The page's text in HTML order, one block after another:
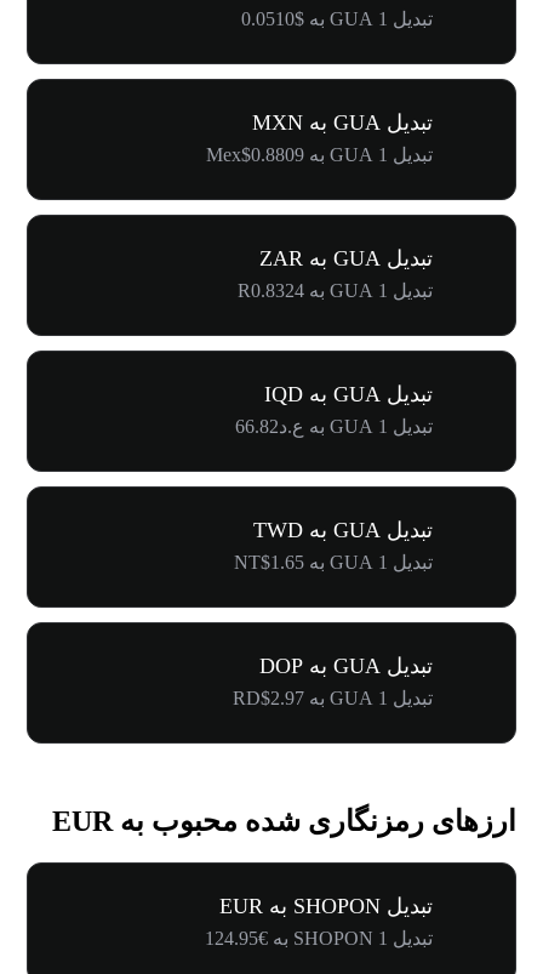
تبدیل 1 GUA به $0.0510
تبدیل GUA به MXN
تبدیل 1 GUA به Mex$0.8809
تبدیل GUA به ZAR
تبدیل 1 GUA به R0.8324
تبدیل GUA به IQD
تبدیل 1 GUA به ع.د66.82
تبدیل GUA به TWD
تبدیل 1 GUA به NT$1.65
تبدیل GUA به DOP
تبدیل 1 GUA به RD$2.97
ارزهای رمزنگاری شده محبوب به EUR
تبدیل SHOPON به EUR
تبدیل 1 SHOPON به €124.95